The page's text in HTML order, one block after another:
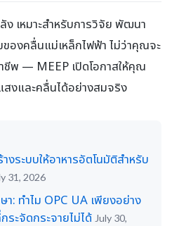
ง เหมาะสำหรับการวิจัย พัฒนา
องคลื่นแม่เหล็กไฟฟ้า ไม่ว่าคุณจะ
พ — MEEP เปิดโอกาสให้คุณ
สงและคลื่นได้อย่างสมจริง
ระบบให้อาหารอัตโนมัติสำหรับ
31, 2026
: ทำไม OPC UA เพียงอย่าง
ระจัดกระจายไม่ได้ July 30,